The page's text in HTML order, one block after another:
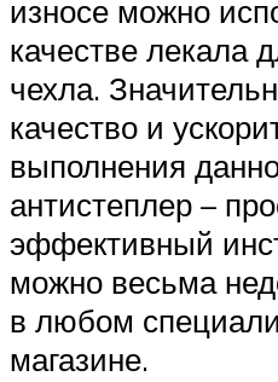
износе можно
качестве лекала
чехла.
качество и
выполнения
антистеплер –
эффективный
можно весьма
в любом
магазине.